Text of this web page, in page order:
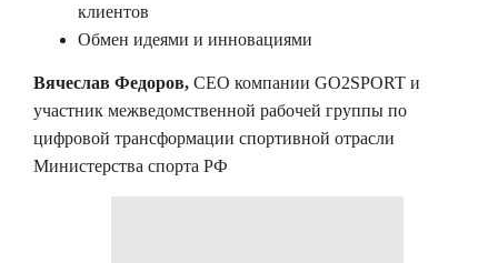
клиентов
Обмен идеями и инновациями
Вячеслав Федоров, CEO компании GO2SPORT и
участник межведомственной рабочей группы по
цифровой трансформации спортивной отрасли
Министерства спорта РФ